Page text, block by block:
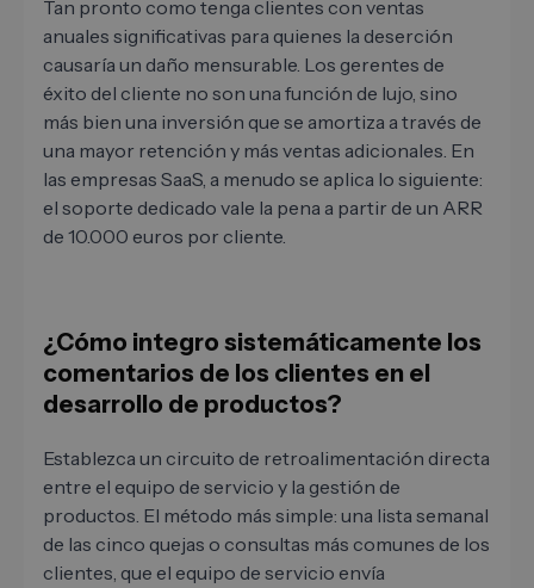
Tan pronto como tenga clientes con ventas
anuales significativas para quienes la deserción
causaría un daño mensurable. Los gerentes de
éxito del cliente no son una función de lujo, sino
más bien una inversión que se amortiza a través de
una mayor retención y más ventas adicionales. En
las empresas SaaS, a menudo se aplica lo siguiente:
el soporte dedicado vale la pena a partir de un ARR
de 10.000 euros por cliente.
¿Cómo integro sistemáticamente los
comentarios de los clientes en el
desarrollo de productos?
Establezca un circuito de retroalimentación directa
entre el equipo de servicio y la gestión de
productos. El método más simple: una lista semanal
de las cinco quejas o consultas más comunes de los
clientes, que el equipo de servicio envía